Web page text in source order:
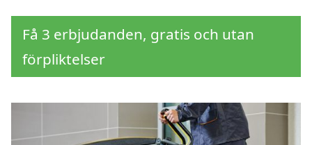
Få 3 erbjudanden, gratis och utan
förpliktelser